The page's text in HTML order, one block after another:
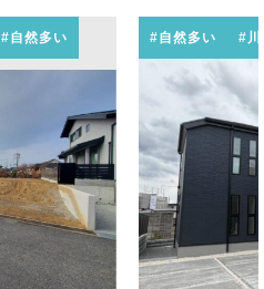
#自然多い #自然多い #川